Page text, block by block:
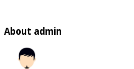
About admin